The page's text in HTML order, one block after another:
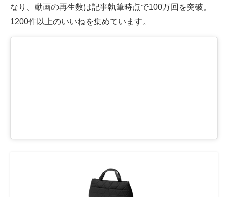
スマホと通信の最新トレンド
進化するPCとデバイスの未来
ITエンジニア向け専門サイト
なり、動画の再生数は記事執筆時点で100万回を突破。
1200件以上のいいねを集めています。